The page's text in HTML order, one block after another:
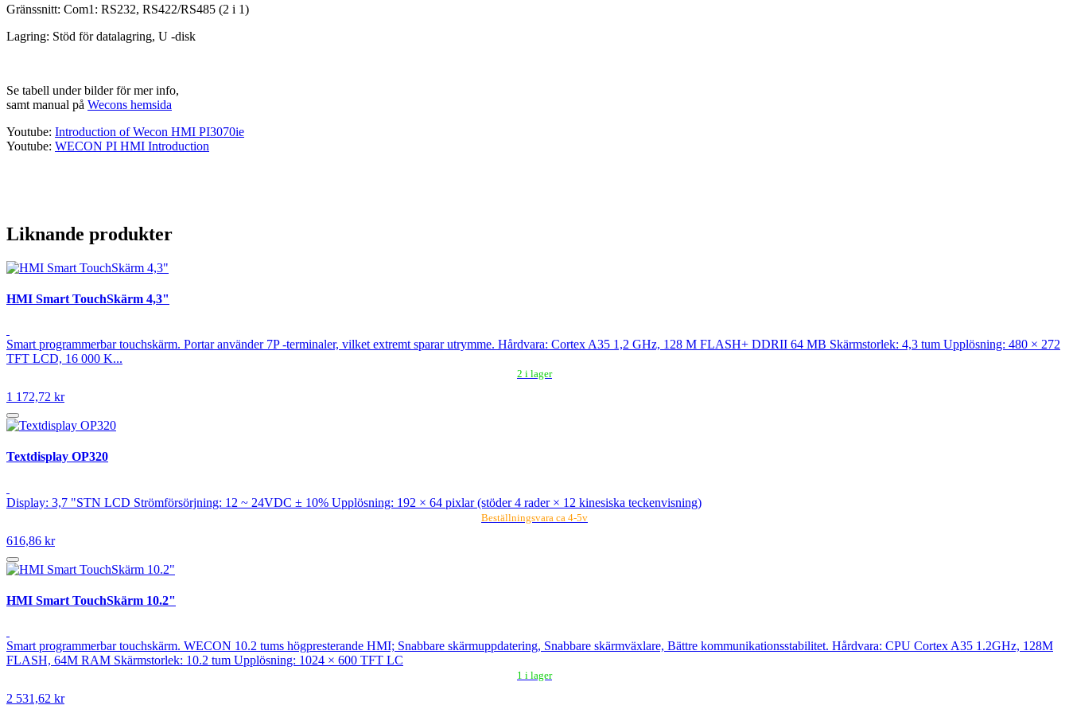
Gränssnitt: Com1: RS232, RS422/RS485 (2 i 1)
Lagring: Stöd för datalagring, U -disk
Se tabell under bilder för mer info,
samt manual på Wecons hemsida
Youtube: Introduction of Wecon HMI PI3070ie
Youtube: WECON PI HMI Introduction
Liknande produkter
HMI Smart TouchSkärm 4,3"
Smart programmerbar touchskärm. Portar använder 7P -terminaler, vilket extremt sparar utrymme. Hårdvara: Cortex A35 1,2 GHz, 128 M FLASH+ DDRII 64 MB Skärmstorlek: 4,3 tum Upplösning: 480 × 272
TFT LCD, 16 000 K...
2 i lager
1 172,72 kr
Textdisplay OP320
Display: 3,7 "STN LCD Strömförsörjning: 12 ~ 24VDC ± 10% Upplösning: 192 × 64 pixlar (stöder 4 rader × 12 kinesiska teckenvisning)
Beställningsvara ca 4-5v
616,86 kr
HMI Smart TouchSkärm 10.2"
Smart programmerbar touchskärm. WECON 10.2 tums högpresterande HMI; Snabbare skärmuppdatering, Snabbare skärmväxlare, Bättre kommunikationsstabilitet. Hårdvara: CPU Cortex A35 1.2GHz, 128M
FLASH, 64M RAM Skärmstorlek: 10.2 tum Upplösning: 1024 × 600 TFT LC
1 i lager
2 531,62 kr